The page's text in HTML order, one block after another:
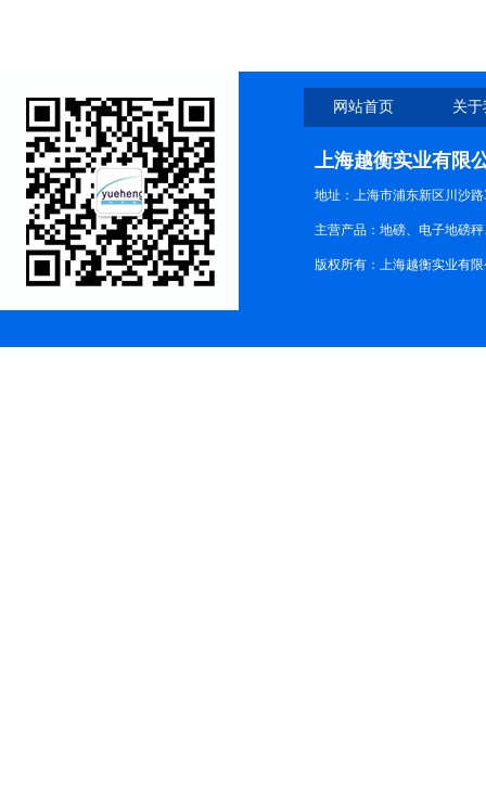
网站首页 关
上海越衡实业有限
地址：上海市浦东新区川沙路
主营产品：地磅、电子地磅
版权所有：上海越衡实业有